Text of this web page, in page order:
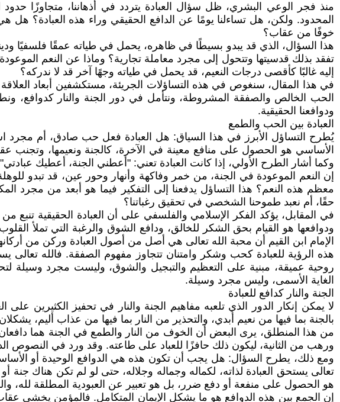
منذ فجر الوعي البشري، ظل سؤال العبادة يتردد في أذهاننا، متجاوزًا
المحدود. ولكن، هل تساءلنا يومًا عن الدافع الحقيقي وراء هذه العبادة؟
خوفًا من عقاب؟
هذا السؤال، الذي قد يبدو بسيطًا في ظاهره، يحمل في طياته عمقًا فلسفيًا
تفقد بذلك قدسيتها وتتحول إلى مجرد معاملة تجارية؟ وماذا عن النعم
إليه غالبًا كأقصى درجات النعيم، قد يحمل في طياته وجهًا آخر قد لا ندركه؟
في هذا المقال، سنغوص في هذه التساؤلات الجريئة، مستكشفين أبعاد العلاقة
الحب الخالص والصفقة المشروطة، ونتأمل في دور الجنة والنار كدوافع،
ودوافعنا الحقيقية.
العبادة بين الحب والطمع
يُطرح التساؤل الأبرز في هذا السياق: هل العبادة فعل حب صادق، أم مجرد
الأساسي هو الحصول على منافع معينة في الآخرة، كالجنة ونعيمها، وتجنب
وكما أشار الطرح الأولي، إذا كانت العبادة تعني: "أعطني الجنة، أعطيك
إن النعم الموعودة في الجنة، من خمر وفاكهة وأنهار وحور عين، قد تبدو
معظم هذه النعم؟ هذا التساؤل يدفعنا إلى التفكير فيما هو أبعد من مجرد
حقًا، أم نعبد طموحنا الشخصي في تحقيق رغباتنا؟
في المقابل، يؤكد الفكر الإسلامي والفلسفي على أن العبادة الحقيقية
ودوافعها هو القيام بحق الشكر للخالق، ودافع الشوق والرغبة التي تملأ
الإمام ابن القيم أن محبة الله تعالى هي أصل من أصول العبادة وركن من
هذه الرؤية للعبادة كحب وشكر وامتنان تتجاوز مفهوم الصفقة. فالله تعالى
روحية عميقة، مبنية على التعظيم والتبجيل والشوق، وليست مجرد وسيلة
الغاية الأسمى، وليس مجرد وسيلة.
الجنة والنار كدافع للعبادة
لا يمكن إنكار الدور الذي تلعبه مفاهيم الجنة والنار في تحفيز الكثيرين
بالجنة بما فيها من نعيم أبدي، والتحذير من النار بما فيها من عذاب أليم، يشكلان
من هذا المنطلق، يرى البعض أن الخوف من النار والطمع في الجنة هما
ورهب من الثانية، ليكون ذلك حافزًا للعباد على طاعته. وقد ورد في النصوص
ومع ذلك، يطرح السؤال: هل يجب أن تكون هذه هي الدوافع الوحيدة أو
تعالى يستحق العبادة لذاته، لكماله وجماله وجلاله، حتى لو لم تكن هناك
هو الحصول على منفعة أو دفع ضرر، بل هو تعبير عن العبودية المطلقة لله،
إن الجمع بين هذه الدوافع هو ما يشكل الإيمان المتكامل. فالمؤمن يخشى